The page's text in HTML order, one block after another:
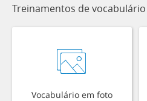
Treinamentos de vocabulário
Vocabulário em foto